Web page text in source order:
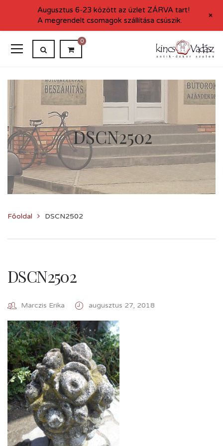
0
DSCN2502
Főoldal DSCN2502
DSCN2502
Marczis Erika augusztus 27, 2018
Augusztus 6-23 között az üzlet ZÁRVA tart!
A megrendelt csomagok szállítása csúszik.
+